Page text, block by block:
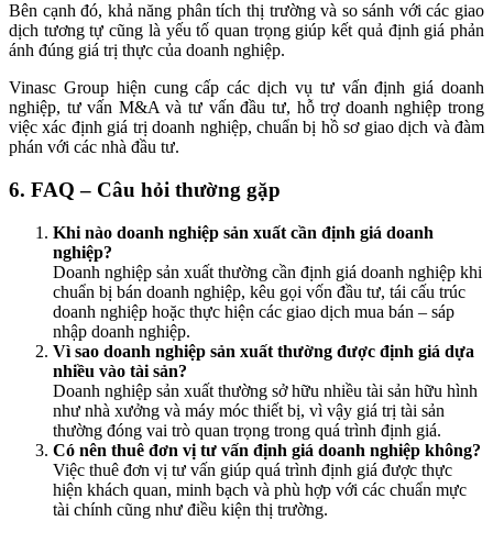
Bên cạnh đó, khả năng phân tích thị trường và so sánh với các giao
dịch tương tự cũng là yếu tố quan trọng giúp kết quả định giá phản
ánh đúng giá trị thực của doanh nghiệp.
Vinasc Group hiện cung cấp các dịch vụ tư vấn định giá doanh
nghiệp, tư vấn M&A và tư vấn đầu tư, hỗ trợ doanh nghiệp trong
việc xác định giá trị doanh nghiệp, chuẩn bị hồ sơ giao dịch và đàm
phán với các nhà đầu tư.
6. FAQ – Câu hỏi thường gặp
Khi nào doanh nghiệp sản xuất cần định giá doanh
nghiệp?
Doanh nghiệp sản xuất thường cần định giá doanh nghiệp khi
chuẩn bị bán doanh nghiệp, kêu gọi vốn đầu tư, tái cấu trúc
doanh nghiệp hoặc thực hiện các giao dịch mua bán – sáp
nhập doanh nghiệp.
Vì sao doanh nghiệp sản xuất thường được định giá dựa
nhiều vào tài sản?
Doanh nghiệp sản xuất thường sở hữu nhiều tài sản hữu hình
như nhà xưởng và máy móc thiết bị, vì vậy giá trị tài sản
thường đóng vai trò quan trọng trong quá trình định giá.
Có nên thuê đơn vị tư vấn định giá doanh nghiệp không?
Việc thuê đơn vị tư vấn giúp quá trình định giá được thực
hiện khách quan, minh bạch và phù hợp với các chuẩn mực
tài chính cũng như điều kiện thị trường.